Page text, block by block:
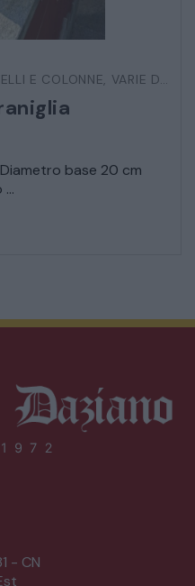
E COLONNE, VARIE DA ESTERNO
base 20 cm
- CN